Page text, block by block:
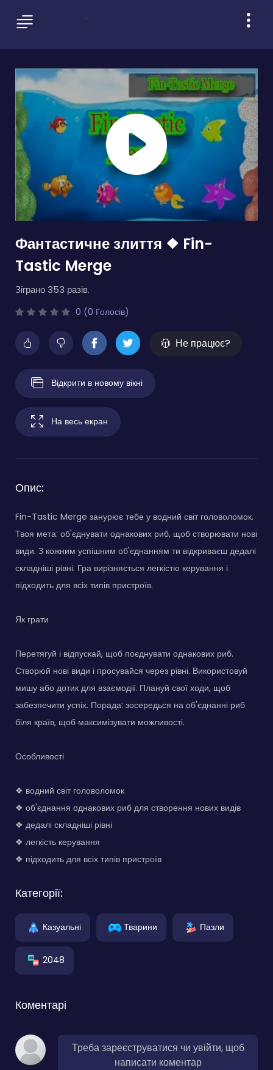
Фантастичне злиття ❖ Fin-
Tastic Merge
Зіграно 353 разів.
0 (0 Голосів)
Не працює?
Відкрити в новому вікні
На весь екран
Опис:
Fin-Tastic Merge занурює тебе у водний світ головоломок.
Твоя мета: об'єднувати однакових риб, щоб створювати нові
види. З кожним успішним об'єднанням ти відкриваєш дедалі
складніші рівні. Гра вирізняється легкістю керування і
підходить для всіх типів пристроїв.
Як грати
Перетягуй і відпускай, щоб поєднувати однакових риб.
Створюй нові види і просувайся через рівні. Використовуй
мишу або дотик для взаємодії. Плануй свої ходи, щоб
забезпечити успіх. Порада: зосередься на об'єднанні риб
біля країв, щоб максимізувати можливості.
Особливості
❖ водний світ головоломок
❖ об'єднання однакових риб для створення нових видів
❖ дедалі складніші рівні
❖ легкість керування
❖ підходить для всіх типів пристроїв
Категорії:
Казуальні Тварини Пазли
2048
Коментарі
Треба зареєструватися чи увійти, щоб
написати коментар